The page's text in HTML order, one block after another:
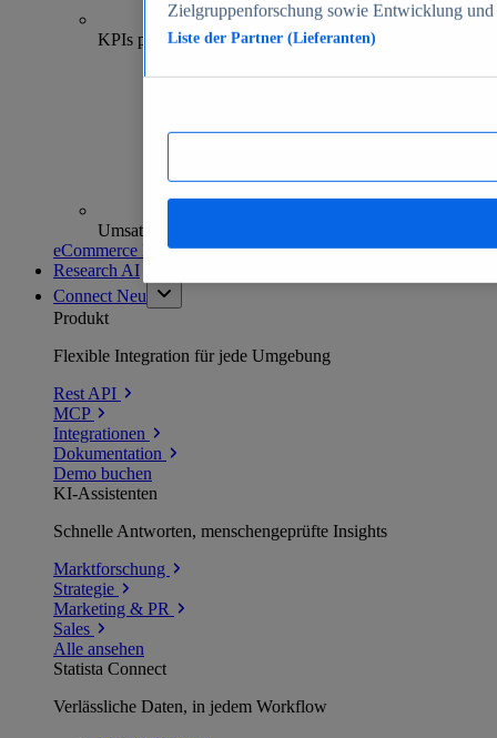
70+
KPIs pro Shop
Umsatzanalysen und -prognosen
eCommerce Insights entdecken
Research AI
Connect Neu
Produkt
Flexible Integration für jede Umgebung
Rest API
MCP
Integrationen
Dokumentation
Demo buchen
KI-Assistenten
Schnelle Antworten, menschengeprüfte Insights
Marktforschung
Strategie
Marketing & PR
Sales
Alle ansehen
Statista Connect
Verlässliche Daten, in jedem Workflow
Zielgruppenforschung sowie Entwicklung
Liste der Partner (Lieferanten)